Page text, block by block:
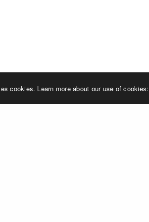
cookies. Learn more about our use of